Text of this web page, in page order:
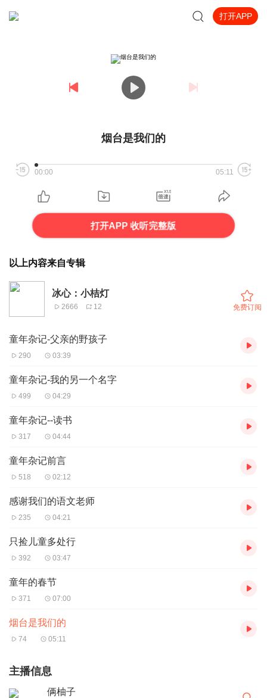
打开APP
烟台是我们的
00:00 05:11
打开APP 收听完整版
以上内容来自专辑
冰心：小桔灯
2666 12 免费订阅
童年杂记-父亲的野孩子
290 03:39
童年杂记-我的另一个名字
499 04:29
童年杂记--读书
317 04:44
童年杂记前言
518 02:12
感谢我们的语文老师
235 04:21
只捡儿童多处行
392 03:47
童年的春节
371 07:00
烟台是我们的
74 05:11
主播信息
俩柚子